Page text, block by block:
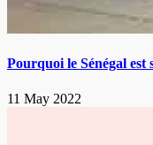
Pourquoi le Sénégal
11 May 2022